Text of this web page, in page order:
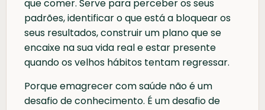
que comer. Serve para perceber os seus
padrões, identificar o que está a bloquear os
seus resultados, construir um plano que se
encaixe na sua vida real e estar presente
quando os velhos hábitos tentam regressar.
Porque emagrecer com saúde não é um
desafio de conhecimento. É um desafio de